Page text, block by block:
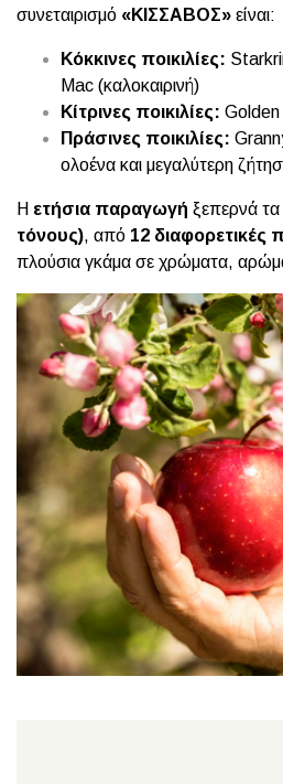
συνεταιρισμό «ΚΙΣΣΑΒΟΣ» είναι:
Κόκκινες ποικιλίες:
Mac (καλοκαιρινή)
Κίτρινες ποικιλίες:
Πράσινες ποικιλίες:
ολοένα και μεγαλύτερη
Η ετήσια παραγωγή ξεπερνά τα
τόνους), από 12 διαφορετικές
πλούσια γκάμα σε χρώματα,